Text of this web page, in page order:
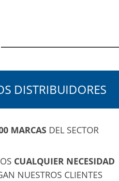
DISTRIBUIDORES
MARCAS DEL SECTOR
CUALQUIER NECESIDAD
NUESTROS CLIENTES